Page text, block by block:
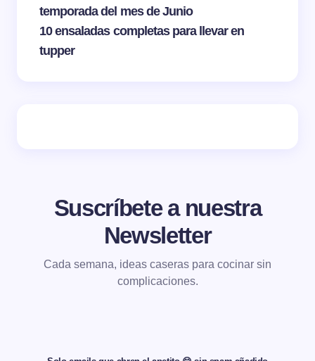
temporada del mes de Junio
10 ensaladas completas para llevar en
tupper
Suscríbete a nuestra
Newsletter
Cada semana, ideas caseras para cocinar sin
complicaciones.